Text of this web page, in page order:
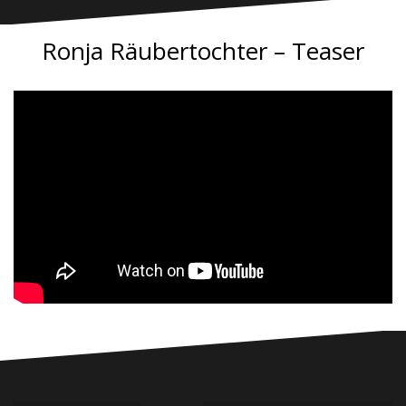
Ronja Räubertochter – Teaser